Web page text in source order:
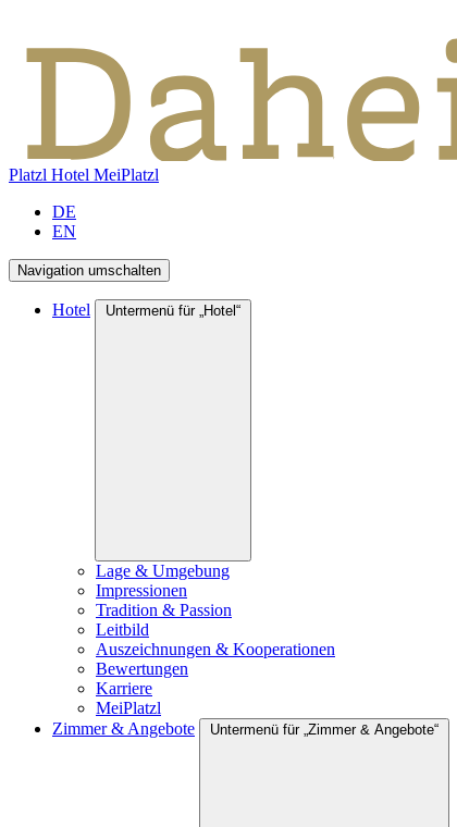
Platzl Hotel MeiPlatzl
DE
EN
Navigation umschalten
Hotel Untermenü für „Hotel“
Lage & Umgebung
Impressionen
Tradition & Passion
Leitbild
Auszeichnungen & Kooperationen
Bewertungen
Karriere
MeiPlatzl
Zimmer & Angebote
Untermenü für „Zimmer & Angebote“